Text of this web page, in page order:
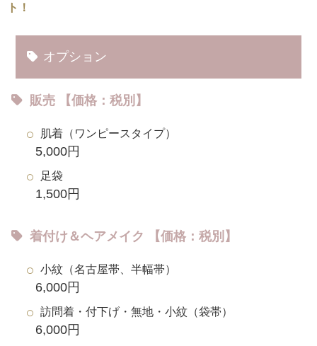
ト！
オプション
販売 【価格：税別】
肌着（ワンピースタイプ）
5,000円
足袋
1,500円
着付け＆ヘアメイク 【価格：税別】
小紋（名古屋帯、半幅帯）
6,000円
訪問着・付下げ・無地・小紋（袋帯）
6,000円